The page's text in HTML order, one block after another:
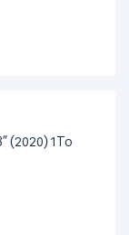
(2020) 1To